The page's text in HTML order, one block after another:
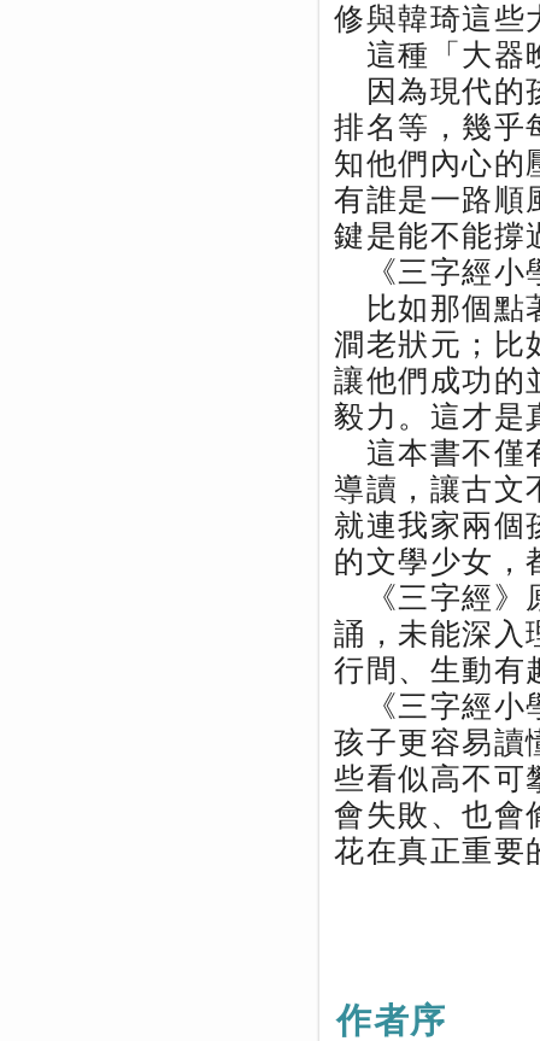
修與韓琦這些
這種「大器
因為現代的
排名等，幾乎
知他們內心的
有誰是一路順
鍵是能不能撐
《三字經小
比如那個點
澗老狀元；比
讓他們成功的
毅力。這才是
這本書不僅
導讀，讓古文
就連我家兩個
的文學少女，
《三字經》
誦，未能深入
行間、生動有
《三字經小
孩子更容易讀
些看似高不可
會失敗、也會
花在真正重要
作者序